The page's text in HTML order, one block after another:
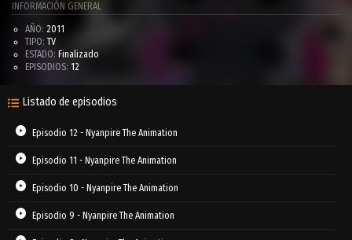
INFORMACIÓN GENERAL
AÑO: 2011
TIPO: TV
ESTADO: Finalizado
EPISODIOS: 12
Listado de episodios
Episodio 12 - Nyanpire The Animation
Episodio 11 - Nyanpire The Animation
Episodio 10 - Nyanpire The Animation
Episodio 9 - Nyanpire The Animation